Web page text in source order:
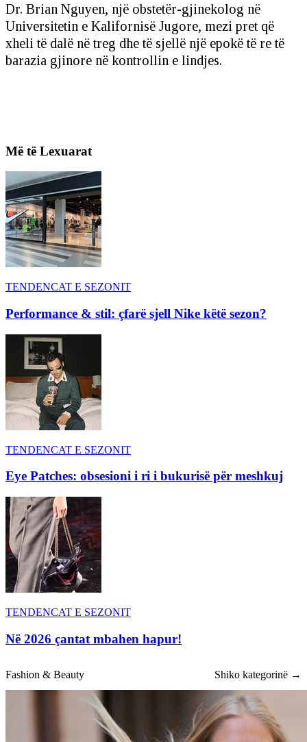
Dr. Brian Nguyen, një obstetër-gjinekolog në
Universitetin e Kalifornisë Jugore, mezi pret që
xheli të dalë në treg dhe të sjellë një epokë të re të
barazia gjinore në kontrollin e lindjes.
Më të Lexuarat
TENDENCAT E SEZONIT
Performance & stil: çfarë sjell Nike këtë sezon?
TENDENCAT E SEZONIT
Eye Patches: obsesioni i ri i bukurisë për meshkuj
TENDENCAT E SEZONIT
Në 2026 çantat mbahen hapur!
Fashion & Beauty Shiko kategorinë →